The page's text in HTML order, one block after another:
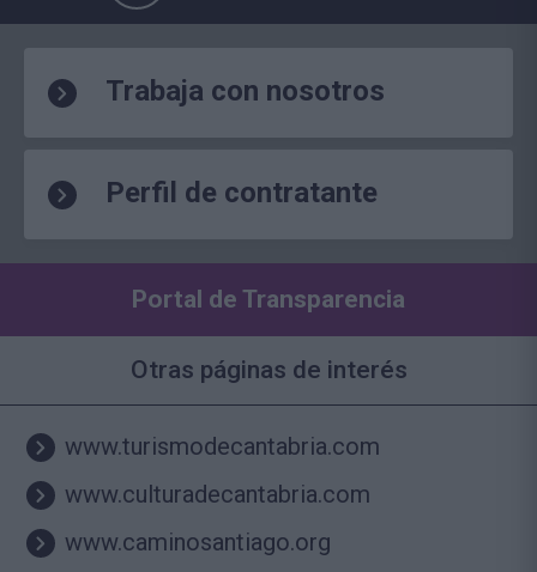
Trabaja con nosotros
Perfil de contratante
Portal de Transparencia
Otras páginas de interés
www.turismodecantabria.com
www.culturadecantabria.com
www.caminosantiago.org